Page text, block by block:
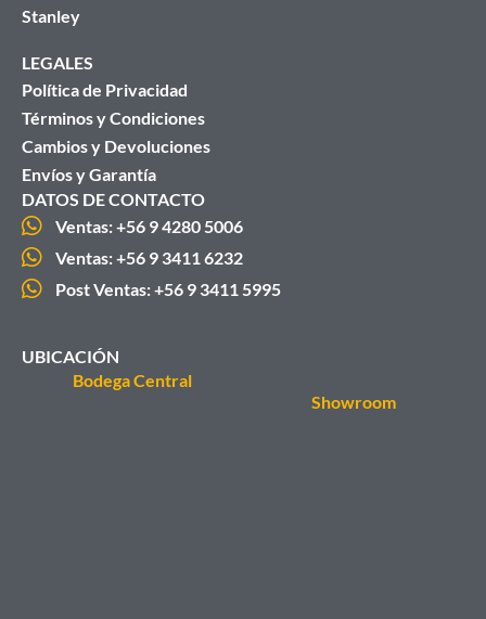
Stanley
LEGALES
Política de Privacidad
Términos y Condiciones
Cambios y Devoluciones
Envíos y Garantía
DATOS DE CONTACTO
Ventas: +56 9 4280 5006
Ventas: +56 9 3411 6232
Post Ventas: +56 9 3411 5995
UBICACIÓN
Bodega Central
Showroom